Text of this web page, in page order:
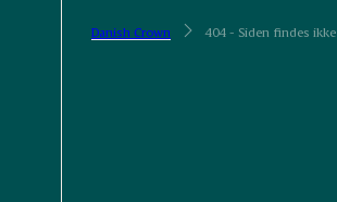
Danish Crown 404 - Siden findes ikke